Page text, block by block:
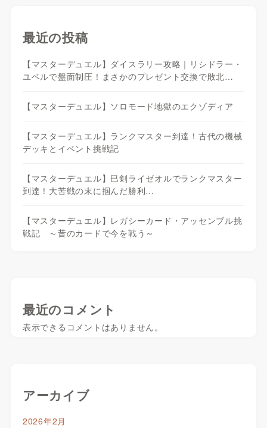
最近の投稿
【マスターデュエル】ダイスラリー攻略｜リシドラー・
ユベルで盤面制圧！まさかのプレゼント交換で敗北…
【マスターデュエル】ソロモード地獄のエクゾディア
【マスターデュエル】ランクマスター到達！古代の機械
デッキとイベント挑戦記
【マスターデュエル】巳剣ライゼオルでランクマスター
到達！大苦戦の末に掴んだ勝利…
【マスターデュエル】レガシーカード・アッセンブル挑
戦記 ～昔のカードで今を戦う～
最近のコメント
表示できるコメントはありません。
アーカイブ
2026年2月